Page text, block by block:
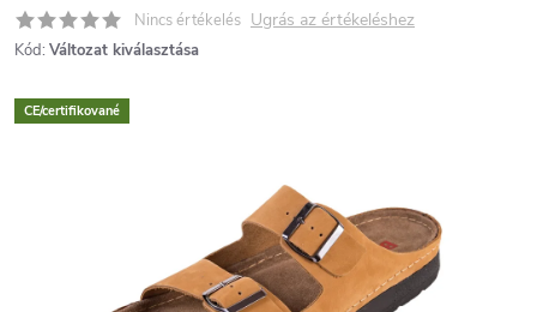
Nincs értékelés Ugrás az értékeléshez
Kód: Változat kiválasztása
CE/certifikované